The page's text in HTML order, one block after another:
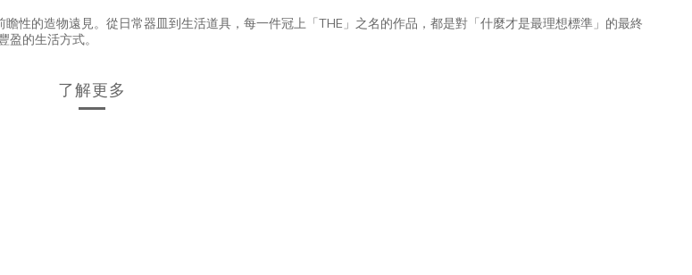
性的造物遠見。從日常器皿到生活道具，每一件冠上「THE」之名的作品，都是對「什麼才是最理想標準」的最終
的生活方式。
了解更多